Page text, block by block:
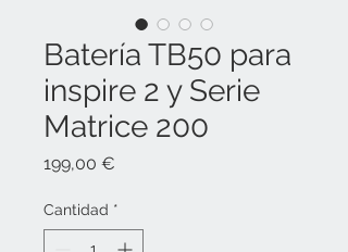
Batería TB50 para
inspire 2 y Serie
Matrice 200
199,00 €
Cantidad *